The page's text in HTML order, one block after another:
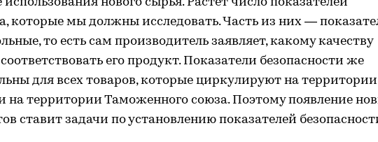
которые мы должны исследовать. Часть из них —
то есть сам производитель заявляет, какому качеству
его продукт. Показатели безопасности же
для всех товаров, которые циркулируют на территории
на территории Таможенного союза. Поэтому появление
ставит задачи по установлению показателей